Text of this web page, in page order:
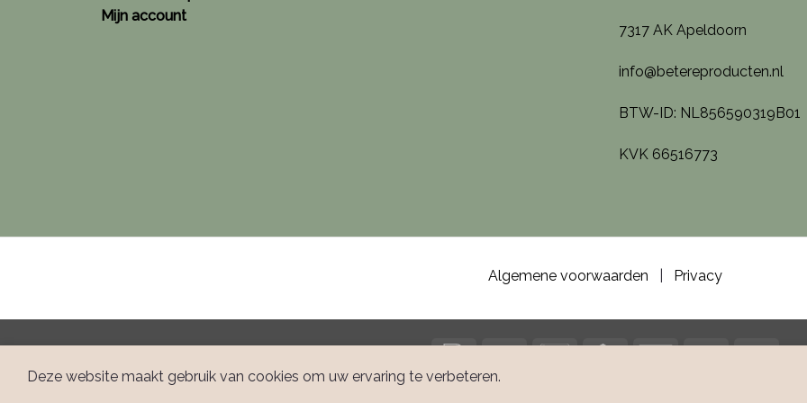
Mijn account
7317 AK Apeldoorn
info@betereproducten.nl
BTW-ID: NL856590319B01
KVK 66516773
Algemene voorwaarden Privacy
IDeal
Bank
BancontactCredit
GiroPayKlarna
Copyright 2026 ©
Deze website maakt gebruik van cookies om uw ervaring te verbeteren.